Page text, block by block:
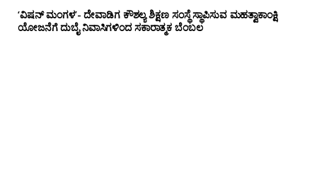
‘ವಿಷನ್ ಮಂಗಳ’- ದೇವಾಡಿಗ ಕೌಶಲ್ಯ ಶಿಕ್ಷಣ ಸಂಸ್ಥೆ ಸ್ಥಾಪಿಸುವ ಮಹತ್ವಾಕಾಂಕ್ಷಿ
ಯೋಜನೆಗೆ ದುಬೈ ನಿವಾಸಿಗಳಿಂದ ಸಕಾರಾತ್ಮಕ ಬೆಂಬಲ